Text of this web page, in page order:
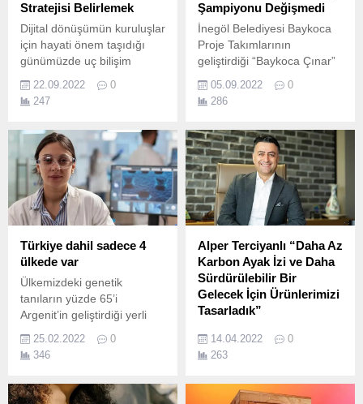
Stratejisi Belirlemek
Dijital dönüşümün kuruluşlar
için hayati önem taşıdığı
günümüzde uç bilişim
kritik hale geliyor.
22.09.2022
0
247
Şampiyonu Değişmedi
İnegöl Belediyesi Baykoca
Proje Takımlarının
geliştirdiği “Baykoca Çınar”
gerçekleştirilen Teknofest’te
Turizm Teknolojileri Lise
05.09.2022
0
286
Türkiye dahil sadece 4
ülkede var
Ülkemizdeki genetik
tanıların yüzde 65’i
Argenit’in geliştirdiği yerli
üzerinden sağlanıyor.
25.02.2022
0
346
Alper Terciyanlı “Daha Az
Karbon Ayak İzi ve Daha
Sürdürülebilir Bir
Gelecek İçin Ürünlerimizi
Tasarladık”
odağına alarak yola çıkan
Beefull’ün kurucu
Terciyanlı, girişimleriyle, her
14.04.2022
0
263